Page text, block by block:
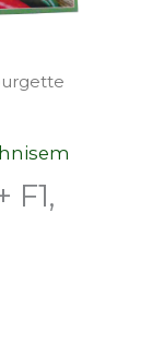
F1,